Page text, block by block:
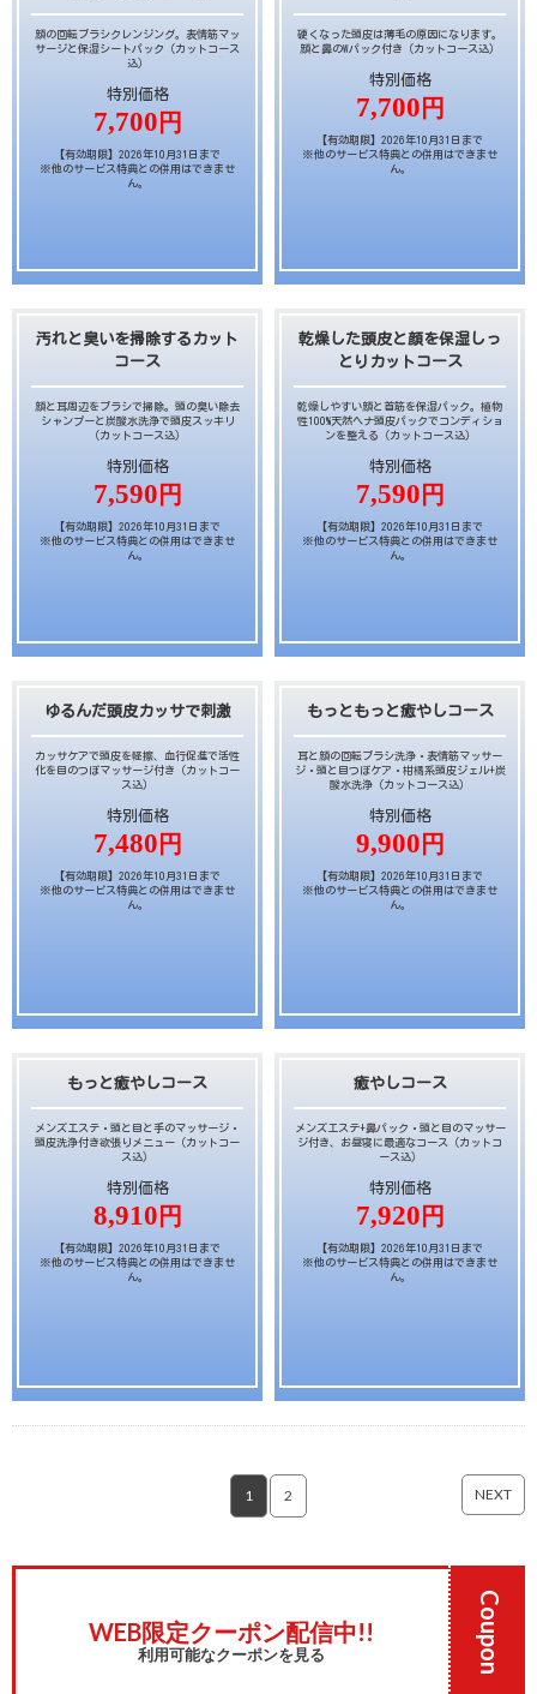
顔の回転ブラシクレンジング。表情筋マッ
サージと保湿シートパック（カットコース
込）
特別価格
7,700 円
【有効期限】2026年10月31日まで
※他のサービス特典との併用はできませ
ん。
硬くなった頭皮は薄毛の原因になります。
顔と鼻のWパック付き（カットコース込）
特別価格
7,700 円
【有効期限】2026年10月31日まで
※他のサービス特典との併用はできませ
ん。
汚れと臭いを掃除するカット
コース
顔と耳周辺をブラシで掃除。頭の臭い除去
シャンプーと炭酸水洗浄で頭皮スッキリ
（カットコース込）
特別価格
7,590 円
【有効期限】2026年10月31日まで
※他のサービス特典との併用はできませ
ん。
乾燥した頭皮と顔を保湿しっ
とりカットコース
乾燥しやすい顔と首筋を保湿パック。植物
性100%天然ヘナ頭皮パックでコンディショ
ンを整える（カットコース込）
特別価格
7,590 円
【有効期限】2026年10月31日まで
※他のサービス特典との併用はできませ
ん。
ゆるんだ頭皮カッサで刺激
カッサケアで頭皮を軽擦、血行促進で活性
化を目のつぼマッサージ付き（カットコー
ス込）
特別価格
7,480 円
【有効期限】2026年10月31日まで
※他のサービス特典との併用はできませ
ん。
もっともっと癒やしコース
耳と顔の回転ブラシ洗浄・表情筋マッサー
ジ・頭と目つぼケア・柑橘系頭皮ジェル+炭
酸水洗浄（カットコース込）
特別価格
9,900 円
【有効期限】2026年10月31日まで
※他のサービス特典との併用はできませ
ん。
もっと癒やしコース
メンズエステ・頭と目と手のマッサージ・
頭皮洗浄付き欲張りメニュー（カットコー
ス込）
特別価格
8,910 円
【有効期限】2026年10月31日まで
※他のサービス特典との併用はできませ
ん。
癒やしコース
メンズエステ+鼻パック・頭と目のマッサー
ジ付き、お昼寝に最適なコース（カットコ
ース込）
特別価格
7,920 円
【有効期限】2026年10月31日まで
※他のサービス特典との併用はできませ
ん。
1 2 NEXT
WEB限定クーポン配信中!!
利用可能なクーポンを見る Coupon